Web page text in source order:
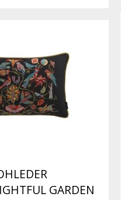
GARDEN